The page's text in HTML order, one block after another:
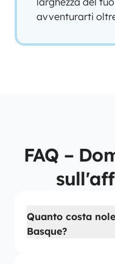
avventurarti
FAQ –
Quanto costa
Basque?